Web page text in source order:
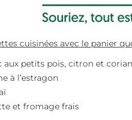
cuisinées avec le panier
aux petits pois, citron et
à l’estragon
et fromage frais